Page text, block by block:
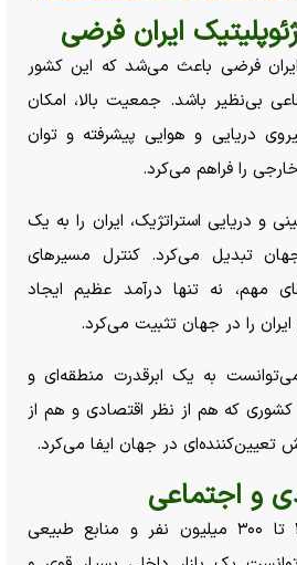
ایران فرضی
فرضی باعث می‌شد که این کشور
بی‌نظیر باشد. جمعیت بالا، امکان
دریایی و هوایی پیشرفته و توان
را فراهم می‌کرد.
و دریایی استراتژیک، ایران را به یک
تبدیل می‌کرد. کنترل مسیر‌های
مهم، نه تنها درآمد عظیم ایجاد
را در جهان تثبیت می‌کرد.
به یک ابرقدرت منطقه‌ای و
که هم از نظر اقتصادی و هم از
در جهان ایفا می‌کرد.
و اجتماعی
با جمعیتی بالغ بر ۲۵۰ تا ۳۰۰ میلیون نفر و منابع طبیعی